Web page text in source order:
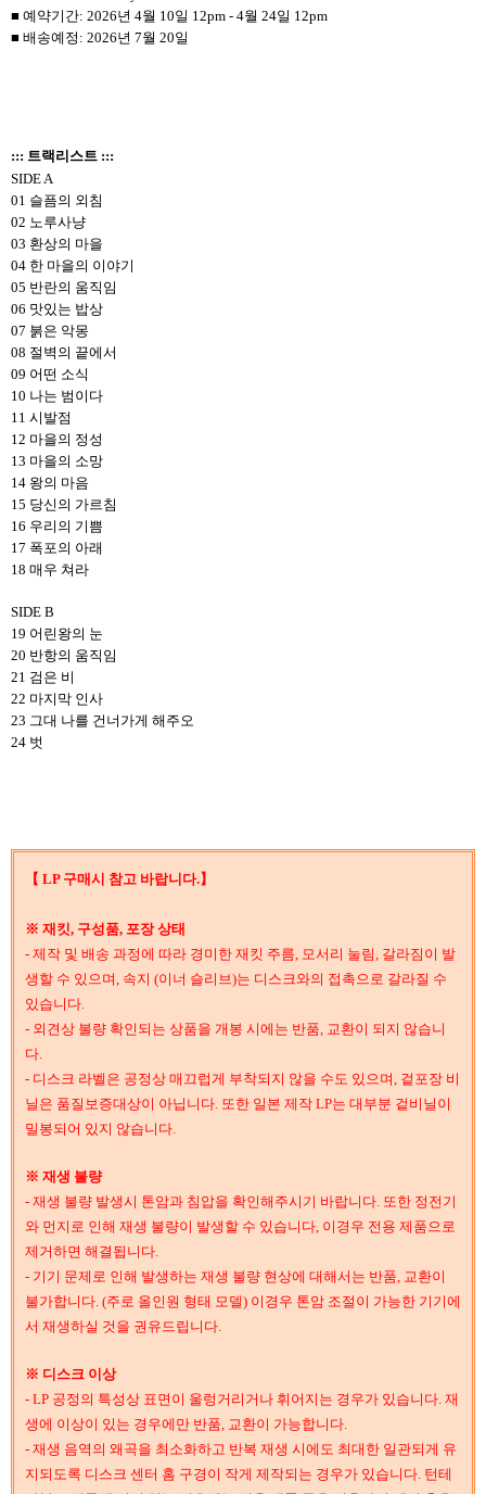
■ 예약기간: 2026년 4월 10일 12pm - 4월 24일 12pm
■ 배송예정: 2026년 7월 20일
::: 트랙리스트 :::
SIDE A
01 슬픔의 외침
02 노루사냥
03 환상의 마을
04 한 마을의 이야기
05 반란의 움직임
06 맛있는 밥상
07 붉은 악몽
08 절벽의 끝에서
09 어떤 소식
10 나는 범이다
11 시발점
12 마을의 정성
13 마을의 소망
14 왕의 마음
15 당신의 가르침
16 우리의 기쁨
17 폭포의 아래
18 매우 쳐라
SIDE B
19 어린왕의 눈
20 반항의 움직임
21 검은 비
22 마지막 인사
23 그대 나를 건너가게 해주오
24 벗
【 LP 구매시 참고 바랍니다.】
※ 재킷, 구성품, 포장 상태
- 제작 및 배송 과정에 따라 경미한 재킷 주름, 모서리 눌림, 갈라짐이 발
생할 수 있으며, 속지 (이너 슬리브)는 디스크와의 접촉으로 갈라질 수
있습니다.
- 외견상 불량 확인되는 상품을 개봉 시에는 반품, 교환이 되지 않습니
다.
- 디스크 라벨은 공정상 매끄럽게 부착되지 않을 수도 있으며, 겉포장 비
닐은 품질보증대상이 아닙니다. 또한 일본 제작 LP는 대부분 겉비닐이
밀봉되어 있지 않습니다.
※ 재생 불량
- 재생 불량 발생시 톤암과 침압을 확인해주시기 바랍니다. 또한 정전기
와 먼지로 인해 재생 불량이 발생할 수 있습니다, 이경우 전용 제품으로
제거하면 해결됩니다.
- 기기 문제로 인해 발생하는 재생 불량 현상에 대해서는 반품, 교환이
불가합니다. (주로 올인원 형태 모델) 이경우 톤암 조절이 가능한 기기에
서 재생하실 것을 권유드립니다.
※ 디스크 이상
- LP 공정의 특성상 표면이 울렁거리거나 휘어지는 경우가 있습니다. 재
생에 이상이 있는 경우에만 반품, 교환이 가능합니다.
- 재생 음역의 왜곡을 최소화하고 반복 재생 시에도 최대한 일관되게 유
지되도록 디스크 센터 홈 구경이 작게 제작되는 경우가 있습니다. 턴테